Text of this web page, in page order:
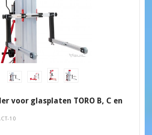
voor glasplaten TORO B, C en
10